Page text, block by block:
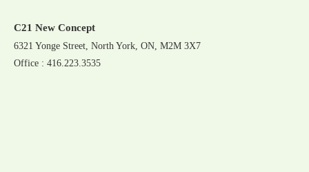
C21 New Concept
6321 Yonge Street, North York, ON, M2M 3X7
Office : 416.223.3535